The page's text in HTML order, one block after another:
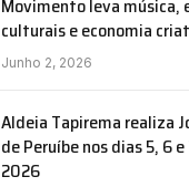
Movimento leva música,
culturais e economia
Junho 2, 2026
Aldeia Tapirema realiza
de Peruíbe nos dias 5, 6
2026